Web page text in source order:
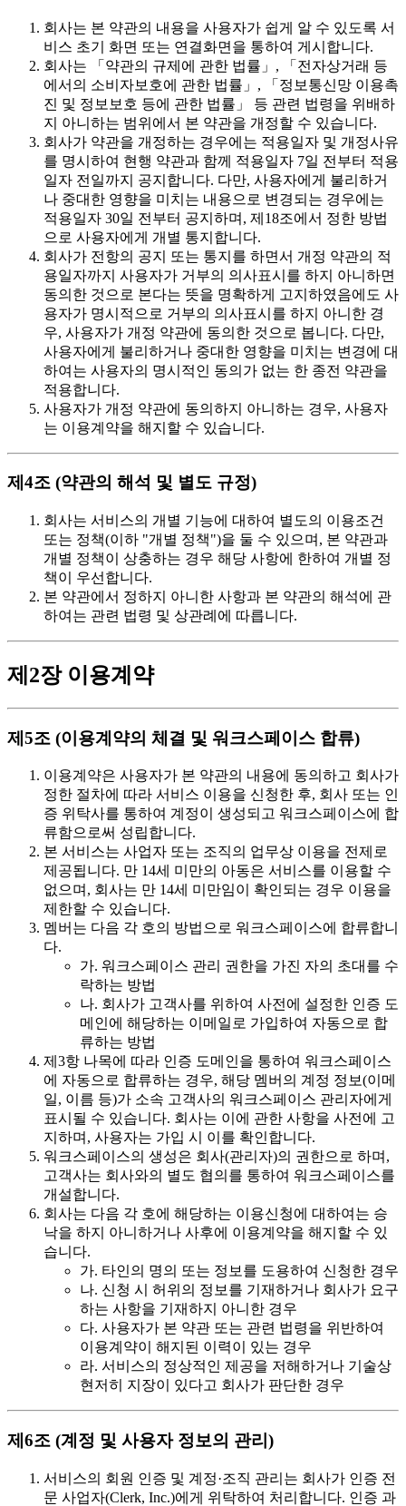
회사는 본 약관의 내용을 사용자가 쉽게 알 수 있도록 서
비스 초기 화면 또는 연결화면을 통하여 게시합니다.
회사는 「약관의 규제에 관한 법률」, 「전자상거래 등
에서의 소비자보호에 관한 법률」, 「정보통신망 이용촉
진 및 정보보호 등에 관한 법률」 등 관련 법령을 위배하
지 아니하는 범위에서 본 약관을 개정할 수 있습니다.
회사가 약관을 개정하는 경우에는 적용일자 및 개정사유
를 명시하여 현행 약관과 함께 적용일자 7일 전부터 적용
일자 전일까지 공지합니다. 다만, 사용자에게 불리하거
나 중대한 영향을 미치는 내용으로 변경되는 경우에는
적용일자 30일 전부터 공지하며, 제18조에서 정한 방법
으로 사용자에게 개별 통지합니다.
회사가 전항의 공지 또는 통지를 하면서 개정 약관의 적
용일자까지 사용자가 거부의 의사표시를 하지 아니하면
동의한 것으로 본다는 뜻을 명확하게 고지하였음에도 사
용자가 명시적으로 거부의 의사표시를 하지 아니한 경
우, 사용자가 개정 약관에 동의한 것으로 봅니다. 다만,
사용자에게 불리하거나 중대한 영향을 미치는 변경에 대
하여는 사용자의 명시적인 동의가 없는 한 종전 약관을
적용합니다.
사용자가 개정 약관에 동의하지 아니하는 경우, 사용자
는 이용계약을 해지할 수 있습니다.
제4조 (약관의 해석 및 별도 규정)
회사는 서비스의 개별 기능에 대하여 별도의 이용조건
또는 정책(이하 "개별 정책")을 둘 수 있으며, 본 약관과
개별 정책이 상충하는 경우 해당 사항에 한하여 개별 정
책이 우선합니다.
본 약관에서 정하지 아니한 사항과 본 약관의 해석에 관
하여는 관련 법령 및 상관례에 따릅니다.
제2장 이용계약
제5조 (이용계약의 체결 및 워크스페이스 합류)
이용계약은 사용자가 본 약관의 내용에 동의하고 회사가
정한 절차에 따라 서비스 이용을 신청한 후, 회사 또는 인
증 위탁사를 통하여 계정이 생성되고 워크스페이스에 합
류함으로써 성립합니다.
본 서비스는 사업자 또는 조직의 업무상 이용을 전제로
제공됩니다. 만 14세 미만의 아동은 서비스를 이용할 수
없으며, 회사는 만 14세 미만임이 확인되는 경우 이용을
제한할 수 있습니다.
멤버는 다음 각 호의 방법으로 워크스페이스에 합류합니
다.
가. 워크스페이스 관리 권한을 가진 자의 초대를 수
락하는 방법
나. 회사가 고객사를 위하여 사전에 설정한 인증 도
메인에 해당하는 이메일로 가입하여 자동으로 합
류하는 방법
제3항 나목에 따라 인증 도메인을 통하여 워크스페이스
에 자동으로 합류하는 경우, 해당 멤버의 계정 정보(이메
일, 이름 등)가 소속 고객사의 워크스페이스 관리자에게
표시될 수 있습니다. 회사는 이에 관한 사항을 사전에 고
지하며, 사용자는 가입 시 이를 확인합니다.
워크스페이스의 생성은 회사(관리자)의 권한으로 하며,
고객사는 회사와의 별도 협의를 통하여 워크스페이스를
개설합니다.
회사는 다음 각 호에 해당하는 이용신청에 대하여는 승
낙을 하지 아니하거나 사후에 이용계약을 해지할 수 있
습니다.
가. 타인의 명의 또는 정보를 도용하여 신청한 경우
나. 신청 시 허위의 정보를 기재하거나 회사가 요구
하는 사항을 기재하지 아니한 경우
다. 사용자가 본 약관 또는 관련 법령을 위반하여
이용계약이 해지된 이력이 있는 경우
라. 서비스의 정상적인 제공을 저해하거나 기술상
현저히 지장이 있다고 회사가 판단한 경우
제6조 (계정 및 사용자 정보의 관리)
서비스의 회원 인증 및 계정·조직 관리는 회사가 인증 전
문 사업자(Clerk, Inc.)에게 위탁하여 처리합니다. 인증 과